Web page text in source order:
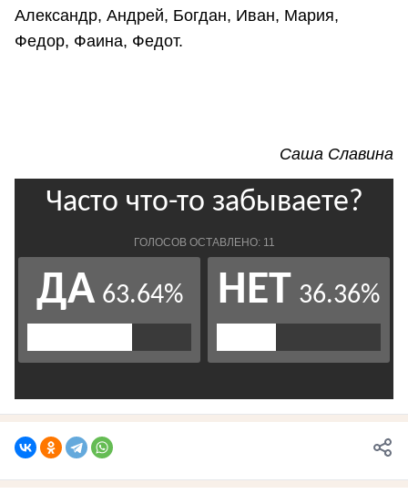
Александр, Андрей, Богдан, Иван, Мария,
Федор, Фаина, Федот.
Саша Славина